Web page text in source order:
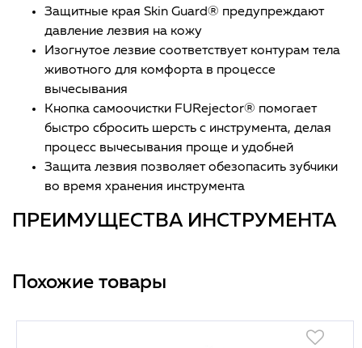
Защитные края Skin Guard® предупреждают
давление лезвия на кожу
Изогнутое лезвие соответствует контурам тела
животного для комфорта в процессе
вычесывания
Кнопка самоочистки FURejector® помогает
быстро сбросить шерсть с инструмента, делая
процесс вычесывания проще и удобней
Защита лезвия позволяет обезопасить зубчики
во время хранения инструмента
ПРЕИМУЩЕСТВА ИНСТРУМЕНТА
Похожие товары